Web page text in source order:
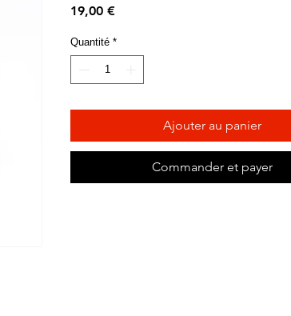
19,00 €Prix
Quantité *
Ajouter au panier
Commander et payer